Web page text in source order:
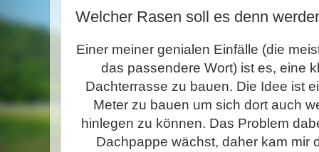
Welcher Rasen soll es denn
Einer meiner genialen Einfälle (die
das passendere Wort) ist es, eine
Dachterrasse zu bauen. Die Idee ist
Meter zu bauen um sich dort auch
hinlegen zu können. Das Problem
Dachpappe wächst, daher kam mir